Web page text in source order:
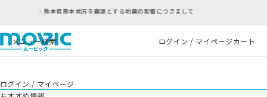
本地方を震源とする地震の影響につきまして
メニュー検索 ログイン / マイページカート
ログイン / マイページ